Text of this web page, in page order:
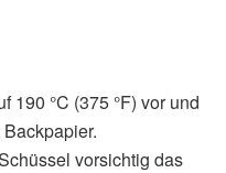
190 °C (375 °F) vor und
vorsichtig das